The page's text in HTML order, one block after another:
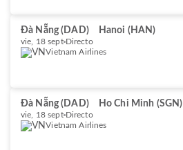
Đà Nẵng (DAD) Hanoi (HAN)
vie, 18 sept Directo
Vietnam Airlines
Đà Nẵng (DAD) Ho Chi Minh (SGN)
vie, 18 sept Directo
Vietnam Airlines